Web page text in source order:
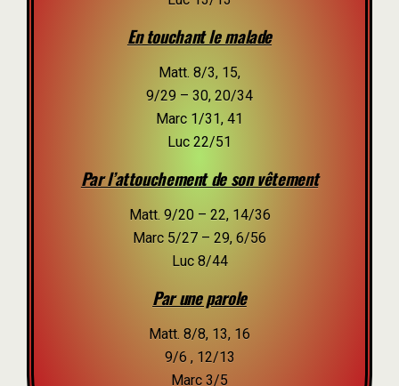
En touchant le malade
Matt. 8/3, 15,
9/29 – 30, 20/34
Marc 1/31, 41
Luc 22/51
Par l’attouchement de son vêtement
Matt. 9/20 – 22, 14/36
Marc 5/27 – 29, 6/56
Luc 8/44
Par une parole
Matt. 8/8, 13, 16
9/6 , 12/13
Marc 3/5